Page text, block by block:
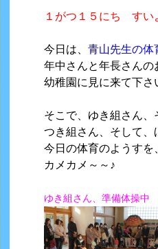
１がつ１５にち すい
今日は、 青山先生の体
年中さんと年長さんの
幼稚園に見に来て下さ
そこで、ゆき組さん、
つき組さん、そして
今日の体育のようす
カメカメ～～♪
ゆき組さん、準備体操中